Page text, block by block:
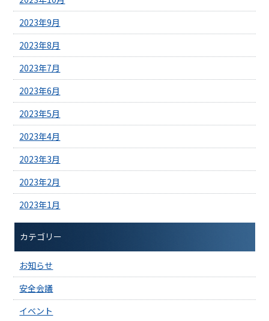
2023年9月
2023年8月
2023年7月
2023年6月
2023年5月
2023年4月
2023年3月
2023年2月
2023年1月
カテゴリー
お知らせ
安全会議
イベント